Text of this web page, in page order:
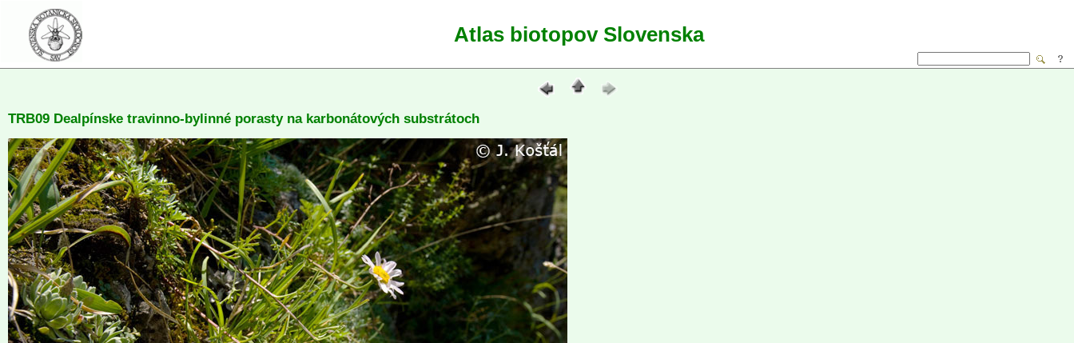
Atlas biotopov Slovenska
TRB09 Dealpínske travinno-bylinné porasty na karbonátových substrátoch